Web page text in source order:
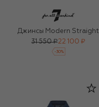
Джинсы Modern Straight
31 550 ₽22 100 ₽
-30%